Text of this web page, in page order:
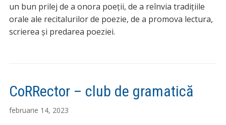
un bun prilej de a onora poeții, de a reînvia tradițiile
orale ale recitalurilor de poezie, de a promova lectura,
scrierea și predarea poeziei.
CoRRector – club de gramatică
februarie 14, 2023